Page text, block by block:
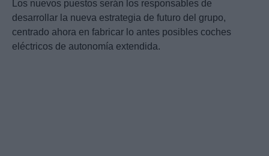
Los nuevos puestos serán los responsables de
desarrollar la nueva estrategia de futuro del grupo,
centrado ahora en fabricar lo antes posibles coches
eléctricos de autonomía extendida.